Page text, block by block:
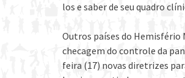
los e saber de seu quadro
Outros países do Hemisfério
checagem do controle da
feira (17) novas diretrizes